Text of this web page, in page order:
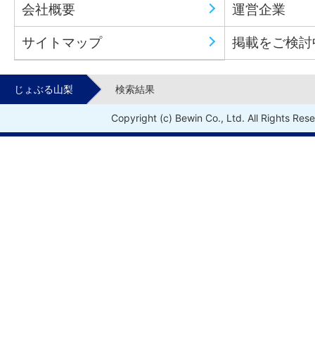
会社概要 運営企業
サイトマップ 掲載をご検
じょぶる山梨 検索結果
Copyright (c) Bewin Co., Ltd. All Rights